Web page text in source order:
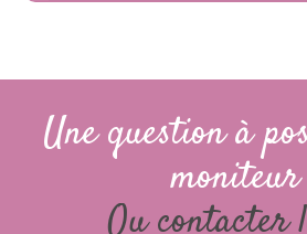
Une question à
Ou contacter